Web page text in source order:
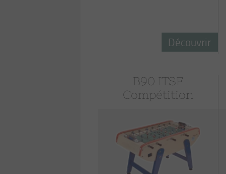
Découvrir
B90 ITSF
Compétition